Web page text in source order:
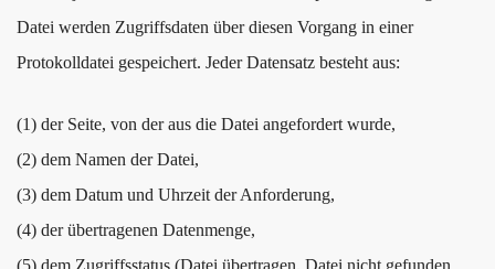
Datei werden Zugriffsdaten über diesen Vorgang in einer
Protokolldatei gespeichert. Jeder Datensatz besteht aus:
(1) der Seite, von der aus die Datei angefordert wurde,
(2) dem Namen der Datei,
(3) dem Datum und Uhrzeit der Anforderung,
(4) der übertragenen Datenmenge,
(5) dem Zugriffsstatus (Datei übertragen, Datei nicht gefunden